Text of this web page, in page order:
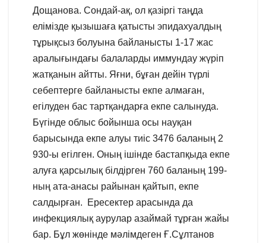
Дощанова. Сондай-ақ, ол қазіргі таңда
елімізде қызышаға қатысты эпидахуалдың
тұрықсыз болуына байланысты 1-17 жас
аралығындағы балаларды иммундау жүріп
жатқанын айтты. Яғни, бұған дейін түрлі
себептерге байланысты екпе алмаған,
егілуден бас тартқандарға екпе салынуда.
Бүгінде облыс бойынша осы науқан
барысында екпе алуы тиіс 3476 баланың 2
930-ы егілген. Оның ішінде бастапқыда екпе
алуға қарсылық білдірген 760 баланың 199-
ның ата-анасы райынан қайтып, екпе
салдырған. Ересектер арасында да
инфекциялық аурулар азаймай тұрған жайы
бар. Бұл жөнінде мәлімдеген Ғ.Сұлтанов